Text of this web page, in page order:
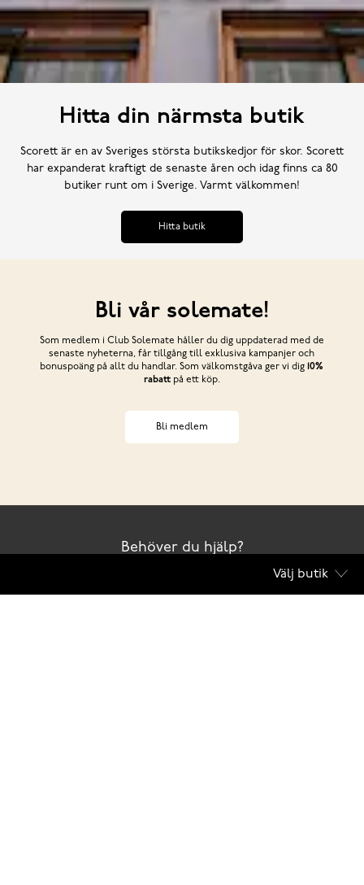
Hitta din närmsta butik
Scorett är en av Sveriges största butikskedjor för skor. Scorett
har expanderat kraftigt de senaste åren och idag finns ca 80
butiker runt om i Sverige. Varmt välkommen!
Hitta butik
Bli vår solemate!
Som medlem i Club Solemate håller du dig uppdaterad med de
senaste nyheterna, får tillgång till exklusiva kampanjer och
bonuspoäng på allt du handlar. Som välkomstgåva ger vi dig10%
rabattpå ett köp.
Bli medlem
Behöver du hjälp?
Kontakta oss Club Solemate
Välj butik